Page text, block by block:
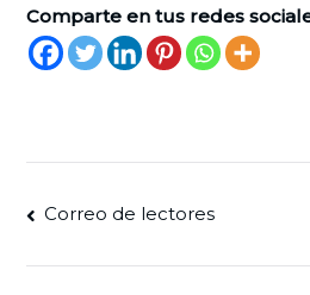
Comparte en tus redes
Navegación
de
Correo de lectores